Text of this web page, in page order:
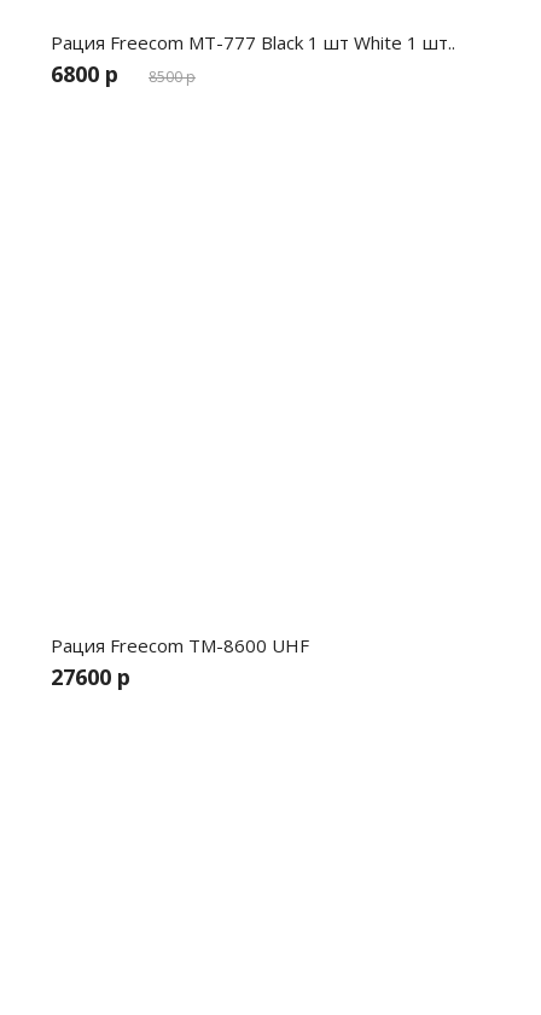
Рация Freecom MT-777 Black 1 шт White 1 шт..
6800 р 8500 р
Рация Freecom TM-8600 UHF
27600 р